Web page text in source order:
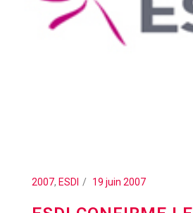
2007, ESDI 19 juin 2007